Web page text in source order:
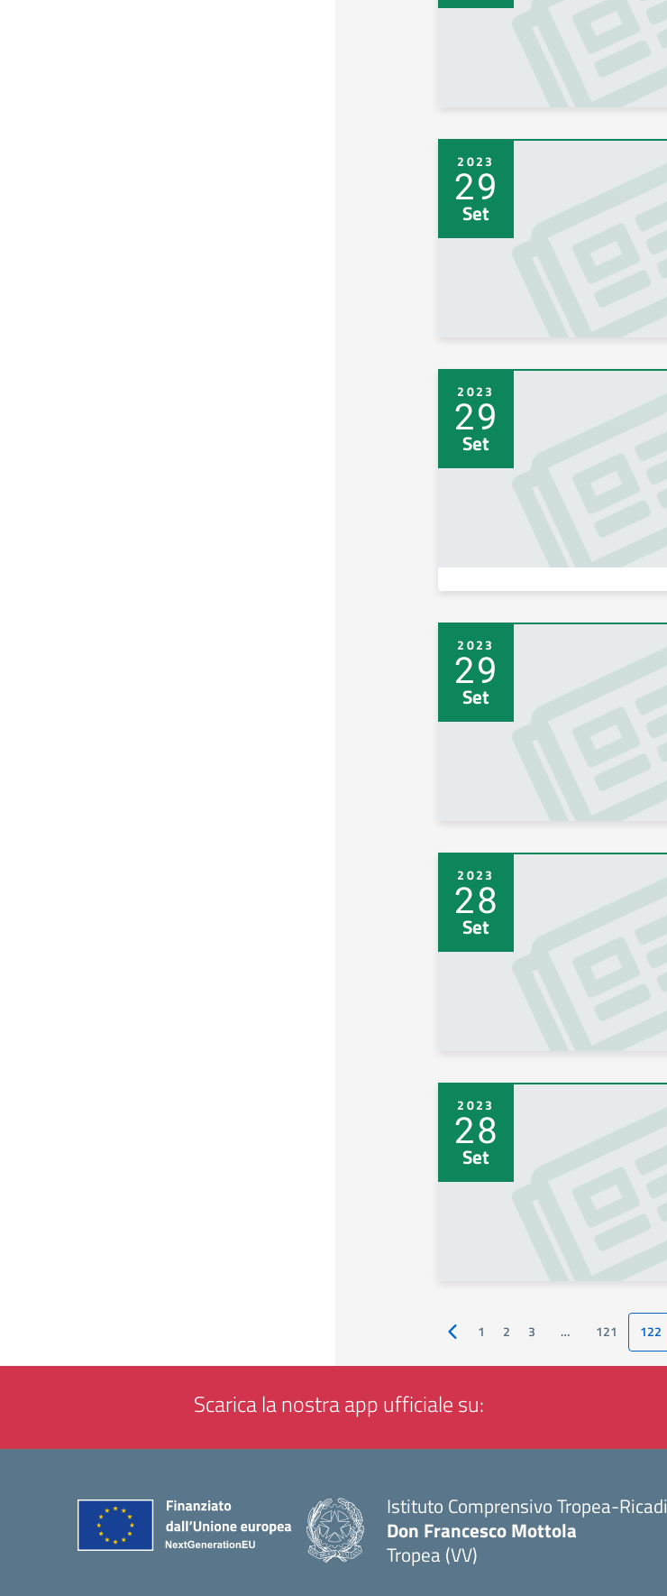
2023
29
Set
2023
29
Set
2023
29
Set
2023
28
Set
2023
28
Set
Pagina precedente
1 2 3 … 121 122
Scarica la nostra app ufficiale su:
Istituto Comprensivo Tropea-Ricadi
Don Francesco Mottola
Tropea (VV)